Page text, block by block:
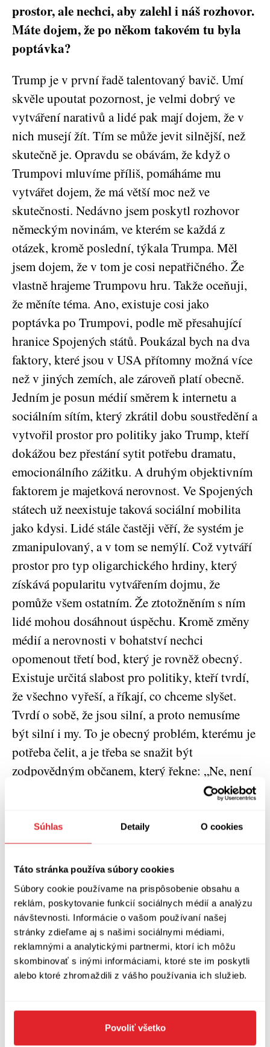
Súhlas Detaily O cookies
Táto stránka používa súbory cookies
Súbory cookie používame na prispôsobenie obsahu a
reklám, poskytovanie funkcií sociálnych médií a analýzu
návštevnosti. Informácie o vašom používaní našej
stránky zdieľame aj s našimi sociálnymi médiami,
reklamnými a analytickými partnermi, ktorí ich môžu
skombinovať s inými informáciami, ktoré ste im poskytli
alebo ktoré zhromaždili z vášho používania ich služieb.
Povoliť všetko
prostor, ale nechci, aby zalehl i náš rozhovor.
Máte dojem, že po někom takovém tu byla
poptávka?
Trump je v první řadě talentovaný bavič. Umí
skvěle upoutat pozornost, je velmi dobrý ve
vytváření narativů a lidé pak mají dojem, že v
nich musejí žít. Tím se může jevit silnější, než
skutečně je. Opravdu se obávám, že když o
Trumpovi mluvíme příliš, pomáháme mu
vytvářet dojem, že má větší moc než ve
skutečnosti. Nedávno jsem poskytl rozhovor
německým novinám, ve kterém se každá z
otázek, kromě poslední, týkala Trumpa. Měl
jsem dojem, že v tom je cosi nepatřičného. Že
vlastně hrajeme Trumpovu hru. Takže oceňuji,
že měníte téma. Ano, existuje cosi jako
poptávka po Trumpovi, podle mě přesahující
hranice Spojených států. Poukázal bych na dva
faktory, které jsou v USA přítomny možná více
než v jiných zemích, ale zároveň platí obecně.
Jedním je posun médií směrem k internetu a
sociálním sítím, který zkrátil dobu soustředění a
vytvořil prostor pro politiky jako Trump, kteří
dokážou bez přestání sytit potřebu dramatu,
emocionálního zážitku. A druhým objektivním
faktorem je majetková nerovnost. Ve Spojených
státech už neexistuje taková sociální mobilita
jako kdysi. Lidé stále častěji věří, že systém je
zmanipulovaný, a v tom se nemýlí. Což vytváří
prostor pro typ oligarchického hrdiny, který
získává popularitu vytvářením dojmu, že
pomůže všem ostatním. Že ztotožněním s ním
lidé mohou dosáhnout úspěchu. Kromě změny
médií a nerovnosti v bohatství nechci
opomenout třetí bod, který je rovněž obecný.
Existuje určitá slabost pro politiky, kteří tvrdí,
že všechno vyřeší, a říkají, co chceme slyšet.
Tvrdí o sobě, že jsou silní, a proto nemusíme
být silní i my. To je obecný problém, kterému je
potřeba čelit, a je třeba se snažit být
zodpovědným občanem, který řekne: „Ne, není
mou úlohou být slabý, aby Trump mohl být
úlohou je mi sloužit.“
ukázka z rozhovoru Petra Viziny pro časopis
Host 5/2026
Zobraziť diskusiu ( Napíšte prvý komentár